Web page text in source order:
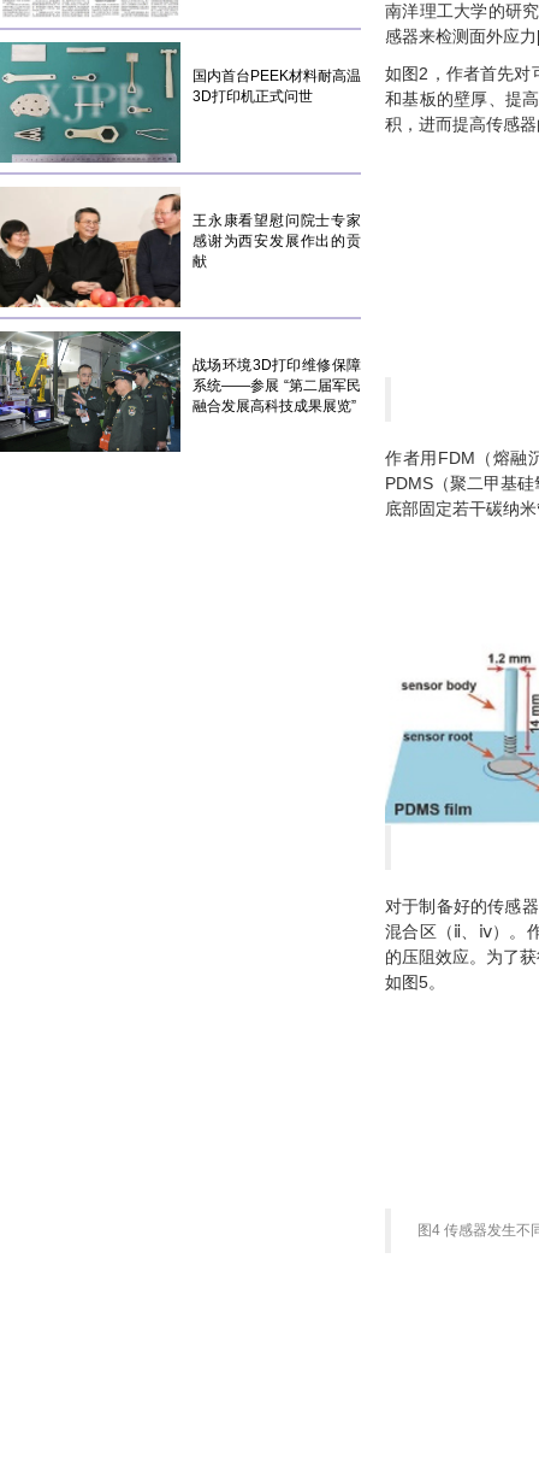
国内首台PEEK材料耐高温
3D打印机正式问世
王永康看望慰问院士专家
感谢为西安发展作出的贡
献
战场环境3D打印维修保障
系统——参展 “第二届军民
融合发展高科技成果展览”
南洋理工大学的研
感器来检测面外应
如图2，作者首先对
和基板的壁厚、提
积，进而提高传感
作者用FDM（熔融
PDMS（聚二甲基
底部固定若干碳纳
对于制备好的传感
混合区（ⅱ、ⅳ）。
的压阻效应。为了
如图5。
图4 传感器发生不